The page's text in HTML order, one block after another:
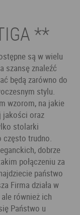
**
są w wielu
szansę znaleźć
będą zarówno do
stylu.
wzorom, na jakie
jakości oraz
stolarki
często trudno.
dobrze
połączeniu za
państwo
Firma działa w
również ich
Państwo u